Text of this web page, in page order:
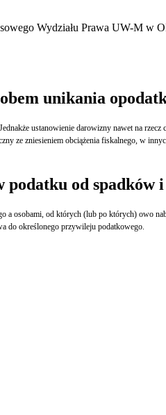
Wydziału Prawa UW-M w
unikania
widzenia obowiązku podatkowego. Rodzinny charakter takich operacji
ze zniesieniem obciążenia fiskalnego, w
podatku od spadków
więzy pełnią najczęściej rolę przesłanki, od spełnienia której zależy nabycie prawa do określonego przywileju podatkowego.